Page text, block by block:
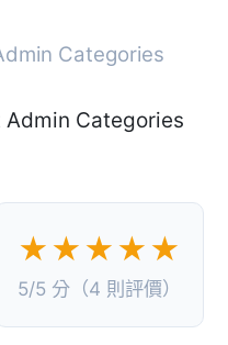
Categories
★★★★★
5/5 分（4 則評價）